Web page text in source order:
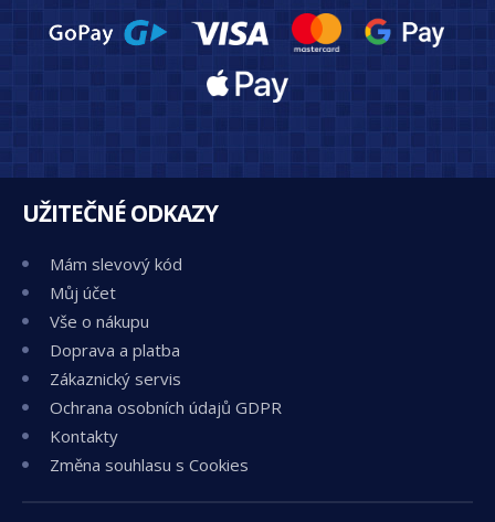
UŽITEČNÉ ODKAZY
Mám slevový kód
Můj účet
Vše o nákupu
Doprava a platba
Zákaznický servis
Ochrana osobních údajů GDPR
Kontakty
Změna souhlasu s Cookies